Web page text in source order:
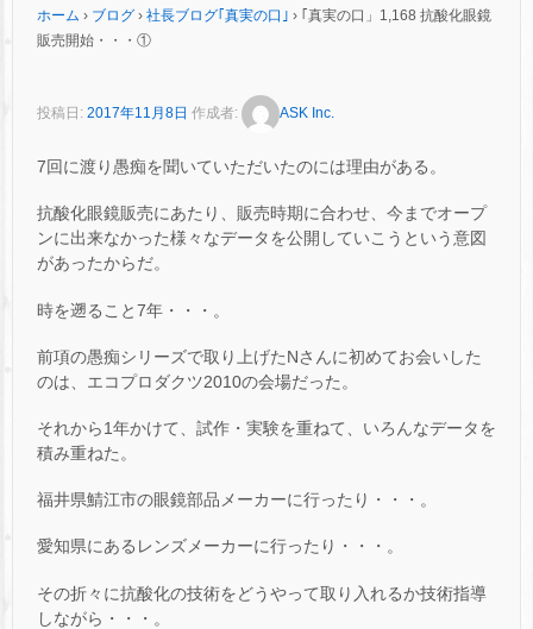
ホーム › ブログ › 社長ブログ｢真実の口｣ › ｢真実の口」1,168 抗酸化眼鏡
販売開始・・・①
投稿日: 2017年11月8日 作成者: ASK Inc.
7回に渡り愚痴を聞いていただいたのには理由がある。
抗酸化眼鏡販売にあたり、販売時期に合わせ、今までオープ
ンに出来なかった様々なデータを公開していこうという意図
があったからだ。
時を遡ること7年・・・。
前項の愚痴シリーズで取り上げたNさんに初めてお会いした
のは、エコプロダクツ2010の会場だった。
それから1年かけて、試作・実験を重ねて、いろんなデータを
積み重ねた。
福井県鯖江市の眼鏡部品メーカーに行ったり・・・。
愛知県にあるレンズメーカーに行ったり・・・。
その折々に抗酸化の技術をどうやって取り入れるか技術指導
しながら・・・。